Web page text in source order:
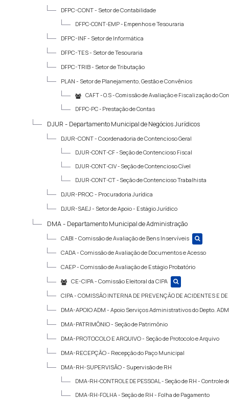
DFPC-CONT - Setor de Contabilidade
DFPC-CONT-EMP - Empenhos e Tesouraria
DFPC-INF - Setor de Informática
DFPC-TES - Setor de Tesouraria
DFPC-TRIB - Setor de Tributação
PLAN - Setor de Planejamento, Gestão e Convênios
CAFT - O.S -Comissão de Avaliação e Fiscalização do
DFPC-PC - Prestação de Contas
DJUR - Departamento Municipal de Negócios Jurídicos
DJUR-CONT - Coordenadoria de Contencioso Geral
DJUR-CONT-CF - Seção de Contencioso Fiscal
DJUR-CONT-CIV - Seção de Contencioso Cível
DJUR-CONT-CT - Seção de Contencioso Trabalhista
DJUR-PROC - Procuradoria Jurídica
DJUR-SAEJ - Setor de Apoio - Estágio Jurídico
DMA - Departamento Municipal de Administração
CABI - Comissão de Avaliação de Bens Inservíveis
CADA - Comissão de Avaliação de Documentos e Acesso
CAEP - Comissão de Avaliação de Estágio Probatório
CE-CIPA - Comissão Eleitoral da CIPA
CIPA - COMISSÃO INTERNA DE PREVENÇÃO DE ACIDENTES E DE
DMA-APOIO ADM - Apoio Serviços Administrativos do Depto. ADM
DMA-PATRIMÔNIO - Seção de Patrimônio
DMA-PROTOCOLO E ARQUIVO - Seção de Protocolo e Arquivo
DMA-RECEPÇÃO - Recepção do Paço Municipal
DMA-RH-SUPERVISÃO - Supervisão de RH
DMA-RH-CONTROLE DE PESSOAL - Seção de RH - Controle
DMA-RH-FOLHA - Seção de RH - Folha de Pagamento